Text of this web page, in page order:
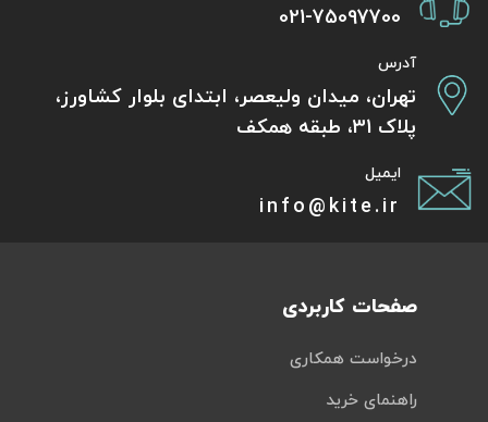
021-75097700
آدرس
تهران، میدان ولیعصر، ابتدای بلوار کشاورز،
پلاک 31، طبقه همکف
ایمیل
info@kite.ir
صفحات کاربردی
درخواست همکاری
راهنمای خرید